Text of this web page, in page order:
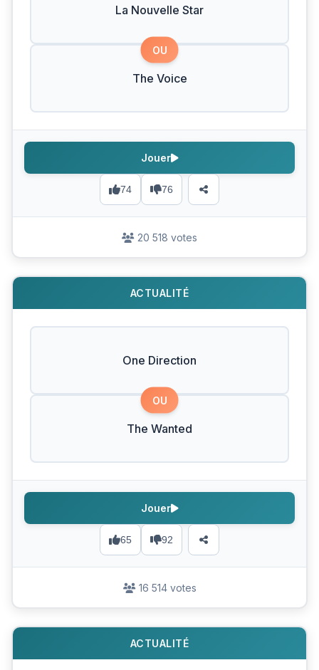
La Nouvelle Star
OU
The Voice
74 76
Jouer
20 518 votes
ACTUALITÉ
One Direction
OU
The Wanted
65 92
Jouer
16 514 votes
ACTUALITÉ